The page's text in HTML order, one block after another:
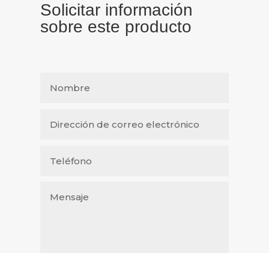
Solicitar información
sobre este producto